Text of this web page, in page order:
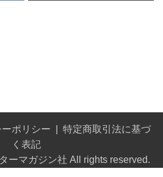
ポリシー
特定商取引法に基づ
く表記
ーマガジン社 All rights reserved.